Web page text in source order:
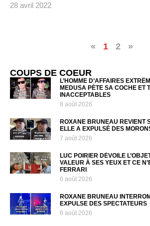
28 avril 2022
« 1 2 »
COUPS DE COEUR
L’HOMME D’AFFAIRES
MEDUSA PÈTE SA COCHE ET
INACCEPTABLES
8 août 2026
ROXANE BRUNEAU REVIENT
ELLE A EXPULSÉ DES
7 août 2026
LUC POIRIER DÉVOILE
VALEUR À SES YEUX ET CE
FERRARI
6 août 2026
ROXANE BRUNEAU
EXPULSE DES SPECTATEURS
6 août 2026